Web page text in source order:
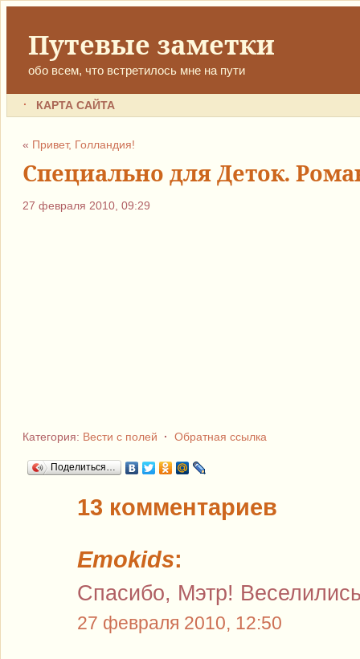
Путевые заметки
обо всем, что встретилось мне на пути
КАРТА САЙТА
« Привет, Голландия!
Специально для Деток.
27 февраля 2010, 09:29
Категория: Вести с полей ·Обратная ссылка
Поделиться…
13 комментариев
Emokids:
Спасибо, Мэтр!
27 февраля 2010, 12:50